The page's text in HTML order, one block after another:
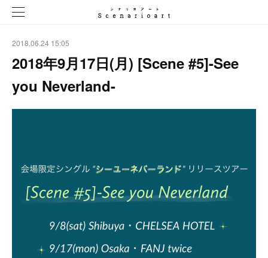
2018.06.24 15:05
2018年9月17日(月) [Scene #5]-See
you Neverland-